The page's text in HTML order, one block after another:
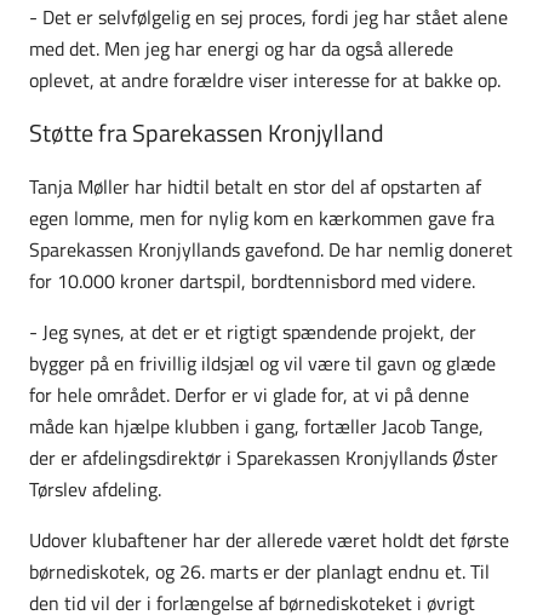
- Det er selvfølgelig en sej proces, fordi jeg har stået alene
med det. Men jeg har energi og har da også allerede
oplevet, at andre forældre viser interesse for at bakke op.
Støtte fra Sparekassen Kronjylland
Tanja Møller har hidtil betalt en stor del af opstarten af
egen lomme, men for nylig kom en kærkommen gave fra
Sparekassen Kronjyllands gavefond. De har nemlig doneret
for 10.000 kroner dartspil, bordtennisbord med videre.
- Jeg synes, at det er et rigtigt spændende projekt, der
bygger på en frivillig ildsjæl og vil være til gavn og glæde
for hele området. Derfor er vi glade for, at vi på denne
måde kan hjælpe klubben i gang, fortæller Jacob Tange,
der er afdelingsdirektør i Sparekassen Kronjyllands Øster
Tørslev afdeling.
Udover klubaftener har der allerede været holdt det første
børnediskotek, og 26. marts er der planlagt endnu et. Til
den tid vil der i forlængelse af børnediskoteket i øvrigt